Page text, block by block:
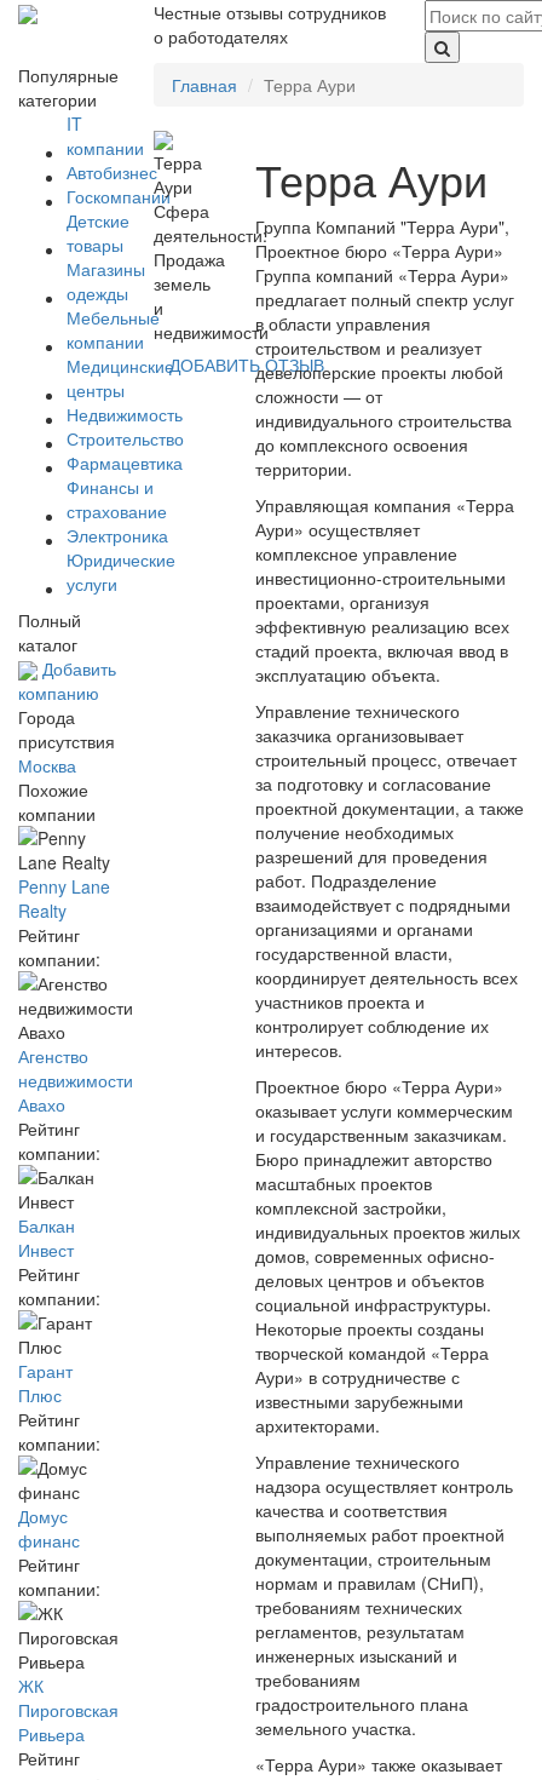
Честные отзывы сотрудников
о работодателях
Популярные
категории
IT
компании
Автобизнес
Госкомпании
Детские
товары
Магазины
одежды
Мебельные
компании
Медицинские
центры
Недвижимость
Строительство
Фармацевтика
Финансы и
страхование
Электроника
Юридические
услуги
Полный
каталог
Добавить
компанию
Города
присутствия
Москва
Похожие
компании
Penny Lane
Realty
Рейтинг
компании:
Агенство
недвижимости
Авахо
Рейтинг
компании:
Балкан
Инвест
Рейтинг
компании:
Гарант
Плюс
Рейтинг
компании:
Домус
финанс
Рейтинг
компании:
ЖК
Пироговская
Ривьера
Рейтинг
Главная Терра Аури
Сфера
деятельности:
Продажа
земель
и
недвижимости
ДОБАВИТЬ ОТЗЫВ
Терра Аури
Группа Компаний "Терра Аури",
Проектное бюро «Терра Аури»
Группа компаний «Терра Аури»
предлагает полный спектр услуг
в области управления
строительством и реализует
девелоперские проекты любой
сложности — от
индивидуального строительства
до комплексного освоения
территории.
Управляющая компания «Терра
Аури» осуществляет
комплексное управление
инвестиционно-строительными
проектами, организуя
эффективную реализацию всех
стадий проекта, включая ввод в
эксплуатацию объекта.
Управление технического
заказчика организовывает
строительный процесс, отвечает
за подготовку и согласование
проектной документации, а также
получение необходимых
разрешений для проведения
работ. Подразделение
взаимодействует с подрядными
организациями и органами
государственной власти,
координирует деятельность всех
участников проекта и
контролирует соблюдение их
интересов.
Проектное бюро «Терра Аури»
оказывает услуги коммерческим
и государственным заказчикам.
Бюро принадлежит авторство
масштабных проектов
комплексной застройки,
индивидуальных проектов жилых
домов, современных офисно-
деловых центров и объектов
социальной инфраструктуры.
Некоторые проекты созданы
творческой командой «Терра
Аури» в сотрудничестве с
известными зарубежными
архитекторами.
Управление технического
надзора осуществляет контроль
качества и соответствия
выполняемых работ проектной
документации, строительным
нормам и правилам (СНиП),
требованиям технических
регламентов, результатам
инженерных изысканий и
требованиям
градостроительного плана
земельного участка.
«Терра Аури» также оказывает